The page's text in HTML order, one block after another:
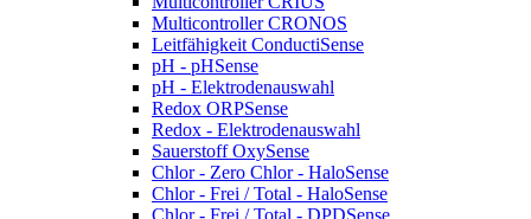
Multicontroller CRONOS
Leitfähigkeit ConductiSense
pH - pHSense
pH - Elektrodenauswahl
Redox ORPSense
Redox - Elektrodenauswahl
Sauerstoff OxySense
Chlor - Zero Chlor - HaloSense
Chlor - Frei / Total - HaloSense
Chlor - Frei / Total - DPDSense